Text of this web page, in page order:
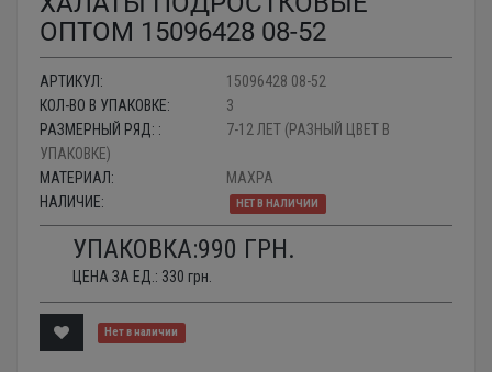
ОПТОМ 15096428 08-52
АРТИКУЛ:
15096428 08-52
КОЛ-ВО В УПАКОВКЕ:
3
РАЗМЕРНЫЙ РЯД: :
7-12 ЛЕТ (РАЗНЫЙ ЦВЕТ В
УПАКОВКЕ)
МАТЕРИАЛ:
МАХРА
НАЛИЧИЕ:
НЕТ В НАЛИЧИИ
УПАКОВКА:990 ГРН.
ЦЕНА ЗА ЕД.: 330 грн.
Нет в наличии